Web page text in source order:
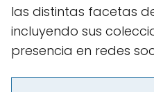
las distintas facetas
incluyendo sus
presencia en redes